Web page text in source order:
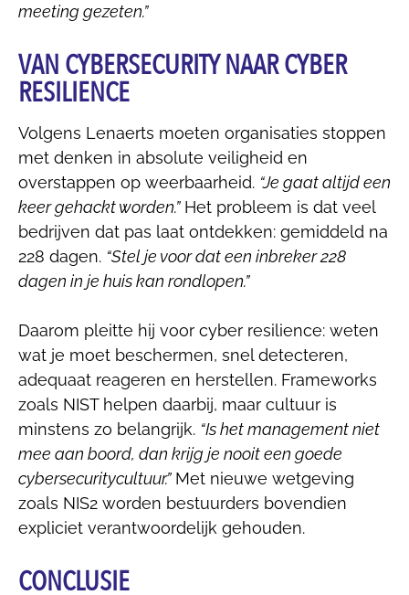
meeting gezeten.”
VAN CYBERSECURITY NAAR CYBER
RESILIENCE
Volgens Lenaerts moeten organisaties stoppen
met denken in absolute veiligheid en
overstappen op weerbaarheid. “Je gaat altijd een
keer gehackt worden.”Het probleem is dat veel
bedrijven dat pas laat ontdekken: gemiddeld na
228 dagen. “Stel je voor dat een inbreker 228
dagen in je huis kan rondlopen.”
Daarom pleitte hij voor cyber resilience: weten
wat je moet beschermen, snel detecteren,
adequaat reageren en herstellen. Frameworks
zoals NIST helpen daarbij, maar cultuur is
minstens zo belangrijk. “Is het management niet
mee aan boord, dan krijg je nooit een goede
cybersecuritycultuur.”Met nieuwe wetgeving
zoals NIS2 worden bestuurders bovendien
expliciet verantwoordelijk gehouden.
CONCLUSIE